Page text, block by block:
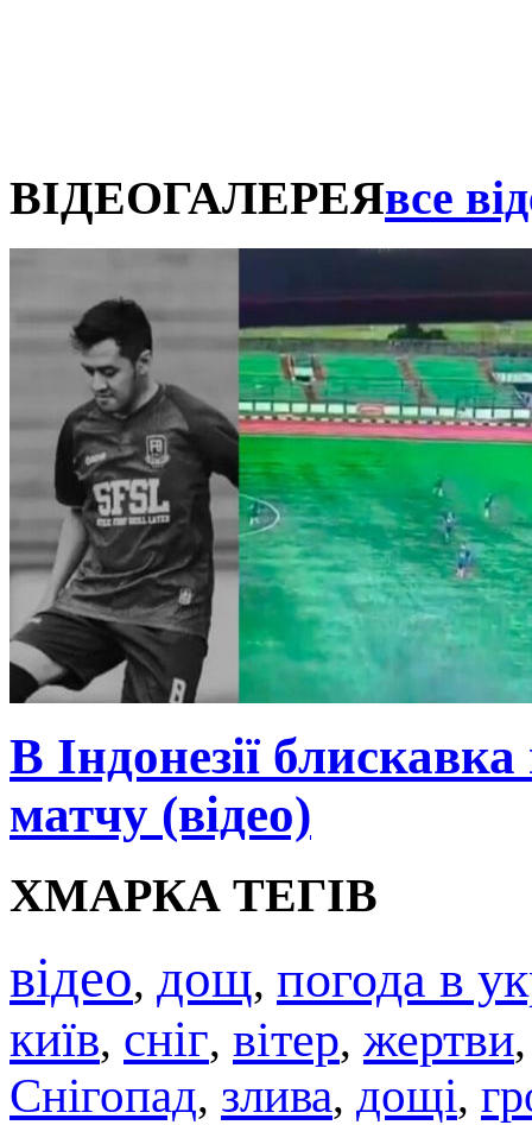
ВІДЕОГАЛЕРЕЯвсе
В Індонезії
матчу (відео)
ХМАРКА ТЕГІВ
відео, дощ, погода в
київ, сніг, вітер, жертви
Снігопад, злива, дощі,